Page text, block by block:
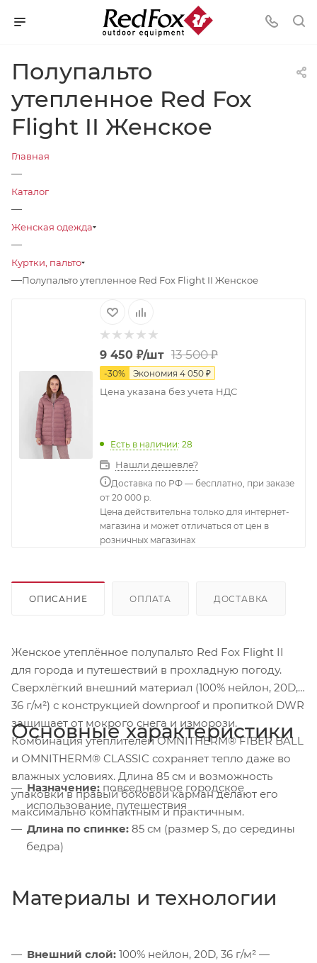
Полупальто
утепленное Red Fox
Flight II Женское
Главная
—
Каталог
—
Женская одежда
—
Куртки, пальто
—Полупальто утепленное Red Fox Flight II Женское
9 450 ₽/шт 13 500₽
-30% Экономия 4 050 ₽
Цена указана без учета НДС
Есть в наличии: 28
Нашли дешевле?
Доставка по РФ — бесплатно, при заказе
от 20 000 р.
Цена действительна только для интернет-
магазина и может отличаться от цен в
розничных магазинах
ОПИСАНИЕ ОПЛАТА ДОСТАВКА
Женское утеплённое полупальто Red Fox Flight II
для города и путешествий в прохладную погоду.
Сверхлёгкий внешний материал (100% нейлон, 20D,
36 г/м²) с конструкцией downproof и пропиткой DWR
защищает от мокрого снега и изморози.
Комбинация утеплителей OMNITHERM® FIBER BALL
и OMNITHERM® CLASSIC сохраняет тепло даже во
влажных условиях. Длина 85 см и возможность
упаковки в правый боковой карман делают его
максимально компактным и практичным.
Основные характеристики
Назначение: повседневное городское
использование, путешествия
Длина по спинке: 85 см (размер S, до середины
бедра)
Материалы и технологии
Внешний слой: 100% нейлон, 20D, 36 г/м² —